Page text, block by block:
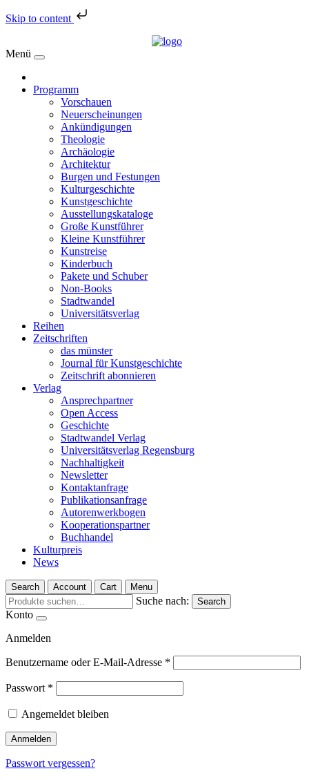
Skip to content
Menü
Programm
Vorschauen
Neuerscheinungen
Ankündigungen
Theologie
Archäologie
Architektur
Burgen und Festungen
Kulturgeschichte
Kunstgeschichte
Ausstellungskataloge
Große Kunstführer
Kleine Kunstführer
Kunstreise
Kinderbuch
Pakete und Schuber
Non-Books
Stadtwandel
Universitätsverlag
Reihen
Zeitschriften
das münster
Journal für Kunstgeschichte
Zeitschrift abonnieren
Verlag
Ansprechpartner
Open Access
Geschichte
Stadtwandel Verlag
Universitätsverlag Regensburg
Nachhaltigkeit
Newsletter
Kontaktanfrage
Publikationsanfrage
Autorenwerkbogen
Kooperationspartner
Buchhandel
Kulturpreis
News
Search Account Cart Menu
Suche nach: Search
Konto
Anmelden
Benutzername oder E-Mail-Adresse *
Passwort *
Angemeldet bleiben
Anmelden
Passwort vergessen?